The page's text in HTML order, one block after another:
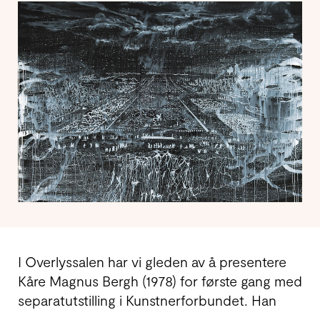
I Overlyssalen har vi gleden av å presentere
Kåre Magnus Bergh (1978) for første gang med
separatutstilling i Kunstnerforbundet. Han